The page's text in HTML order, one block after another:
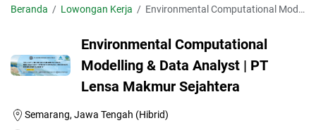
Beranda Lowongan Kerja Environmental Computational Modelling & Data Analyst | PT Lensa Makmur Sejahtera
Environmental Computational
Modelling & Data Analyst | PT
Lensa Makmur Sejahtera
Semarang, Jawa Tengah (Hibrid)